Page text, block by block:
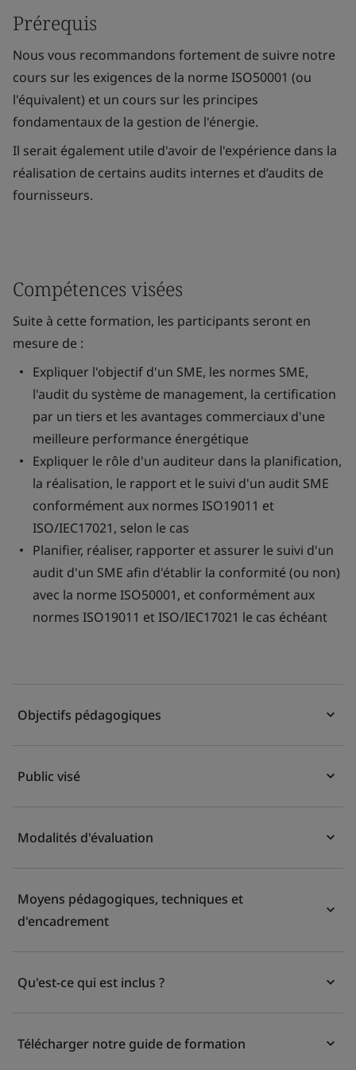
Prérequis
Nous vous recommandons fortement de suivre notre
cours sur les exigences de la norme ISO50001 (ou
l'équivalent) et un cours sur les principes
fondamentaux de la gestion de l'énergie.
Il serait également utile d'avoir de l'expérience dans la
réalisation de certains audits internes et d’audits de
fournisseurs.
Compétences visées
Suite à cette formation, les participants seront en
mesure de :
Expliquer l'objectif d'un SME, les normes SME,
l'audit du système de management, la certification
par un tiers et les avantages commerciaux d'une
meilleure performance énergétique
Expliquer le rôle d'un auditeur dans la planification,
la réalisation, le rapport et le suivi d'un audit SME
conformément aux normes ISO19011 et
ISO/IEC17021, selon le cas
Planifier, réaliser, rapporter et assurer le suivi d'un
audit d'un SME afin d'établir la conformité (ou non)
avec la norme ISO50001, et conformément aux
normes ISO19011 et ISO/IEC17021 le cas échéant
Objectifs pédagogiques
Public visé
Modalités d'évaluation
Moyens pédagogiques, techniques et
d'encadrement
Qu'est-ce qui est inclus ?
Télécharger notre guide de formation